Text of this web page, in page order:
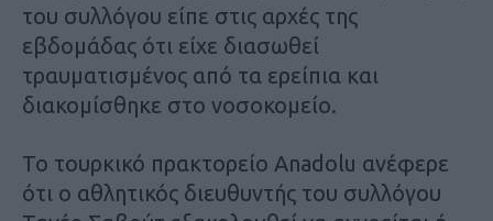
του συλλόγου είπε στις αρχές της
εβδομάδας ότι είχε διασωθεί
τραυματισμένος από τα ερείπια και
διακομίσθηκε στο νοσοκομείο.
Το τουρκικό πρακτορείο Anadolu ανέφερε
ότι ο αθλητικός διευθυντής του συλλόγου